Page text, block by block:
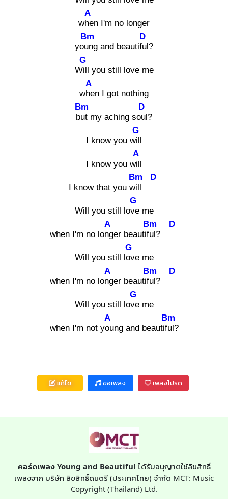
whe
A
n I'm no longer
youn
Bm
g and beautiful
D
?
Will
G
you still love me
whe
A
n I got nothing
but
Bm
my aching soul
D
?
I know you will
G
I know you will
A
I know that you will
Bm D
Will you still love
G
me
when I'm no long
A
er beautiful
Bm
?
D
Will you still lov
G
e me
when I'm no long
A
er beautiful
Bm
?
D
Will you still love
G
me
when I'm not you
A
ng and beautiful
Bm
?
แก้ไข ขอเพลง เพลงโปรด
คอร์ดเพลง Young and Beautiful ได้รับอนุญาตใช้ลิขสิทธิ์
เพลงจาก บริษัท ลิขสิทธิ์ดนตรี (ประเทศไทย) จำกัด MCT: Music
Copyright (Thailand) Ltd.